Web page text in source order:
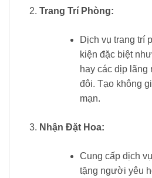
Trang Trí Phòng:
Dịch vụ trang trí
kiện đặc biệt
hay các dịp lãng
đôi. Tạo không
mạn.
Nhận Đặt Hoa:
Cung cấp dịch
tặng người yêu